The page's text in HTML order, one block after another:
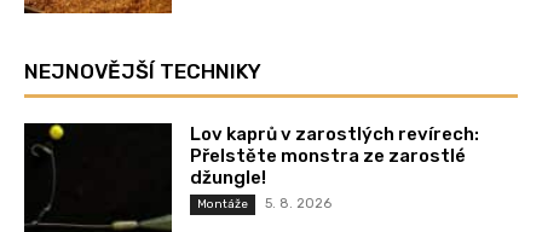
NEJNOVĚJŠÍ TECHNIKY
Lov kaprů v zarostlých revírech:
Přelstěte monstra ze zarostlé
džungle!
Montáže 5. 8. 2026